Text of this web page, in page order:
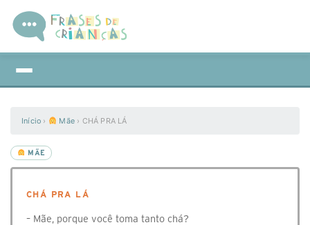
Início › Mãe › CHÁ PRA LÁ
MÃE
CHÁ PRA LÁ
– Mãe, porque você toma tanto chá?